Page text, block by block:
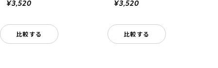
¥3,520
比較する
¥3,520
比較する